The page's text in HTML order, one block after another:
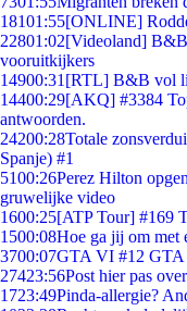
18101:55[ONLINE]
22801:02[Videoland]
vooruitkijkers
14900:31 [RTL] B&B vol
14400:29[AKQ] #3384
antwoorden.
24200:28Totale
Spanje) #1
5100:26Perez Hilton
gruwelijke video
1600:25[ATP Tour] #169
1500:08Hoe ga jij om met
3700:07GTA VI #12 GTA
27423:56Post hier pas
1723:49Pinda-allergie?